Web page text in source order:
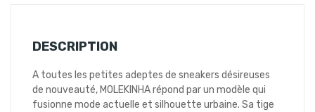
DESCRIPTION
A toutes les petites adeptes de sneakers désireuses
de nouveauté, MOLEKINHA répond par un modèle qui
fusionne mode actuelle et silhouette urbaine. Sa tige